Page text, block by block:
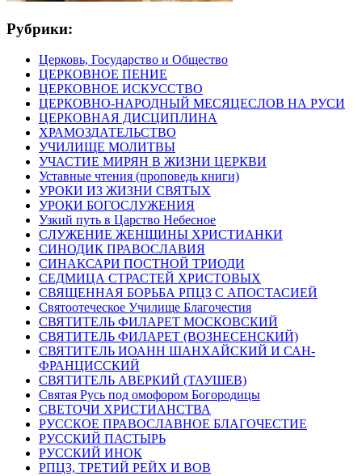
Рубрики:
Церковь, Государство и Общество
ЦЕРКОВНОЕ ПЕНИЕ
ЦЕРКОВНОЕ ИСКУССТВО
ЦЕРКОВНО-НАРОДНЫЙ МЕСЯЦЕСЛОВ НА РУСИ
ЦЕРКОВНАЯ ДИСЦИПЛИНА
ХРАМОЗДАТЕЛЬСТВО
УЧИЛИЩЕ МОЛИТВЫ
УЧАСТИЕ МИРЯН В ЖИЗНИ ЦЕРКВИ
Уставные чтения (проповедь книги)
УРОКИ ИЗ ЖИЗНИ СВЯТЫХ
УРОКИ БОГОСЛУЖЕНИЯ
Узкий путь в Царство Небесное
СЛУЖЕНИЕ ЖЕНЩИНЫ ХРИСТИАНКИ
СИНОДИК ПРАВОСЛАВИЯ
СИНАКСАРИ ПОСТНОЙ ТРИОДИ
СЕДМИЦА СТРАСТЕЙ ХРИСТОВЫХ
СВЯЩЕННАЯ БОРЬБА РПЦЗ С АПОСТАСИЕЙ
Святоотеческое Училище Благочестия
СВЯТИТЕЛЬ ФИЛАРЕТ МОСКОВСКИЙ
СВЯТИТЕЛЬ ФИЛАРЕТ (ВОЗНЕСЕНСКИЙ)
СВЯТИТЕЛЬ ИОАНН ШАНХАЙСКИЙ И САН-
ФРАНЦИССКИЙ
СВЯТИТЕЛЬ АВЕРКИЙ (ТАУШЕВ)
Святая Русь под омофором Богородицы
СВЕТОЧИ ХРИСТИАНСТВА
РУССКОЕ ПРАВОСЛАВНОЕ БЛАГОЧЕСТИЕ
РУССКИЙ ПАСТЫРЬ
РУССКИЙ ИНОК
РПЦЗ, ТРЕТИЙ РЕЙХ И ВОВ